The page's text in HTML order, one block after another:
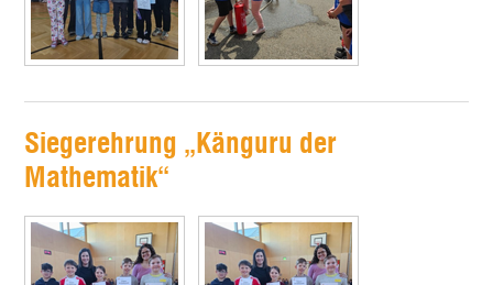
Siegerehrung „Känguru der
Mathematik“